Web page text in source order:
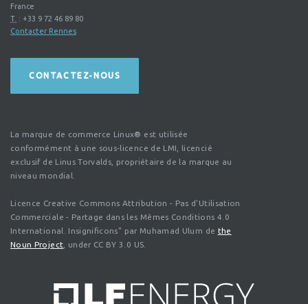
France
T. : +33 9 72 46 89 80
Contacter Rennes
CONTACTEZ-NOUS
La marque de commerce Linux® est utilisée
conformément à une sous-licence de LMI, licencié
exclusif de Linus Torvalds, propriétaire de la marque au
niveau mondial.
Licence Creative Commons Attribution - Pas d'Utilisation
Commerciale - Partage dans les Mêmes Conditions 4.0
International. Insignificons" par Muhamad Ulum de the
Noun Project , under CC BY 3.0 US.